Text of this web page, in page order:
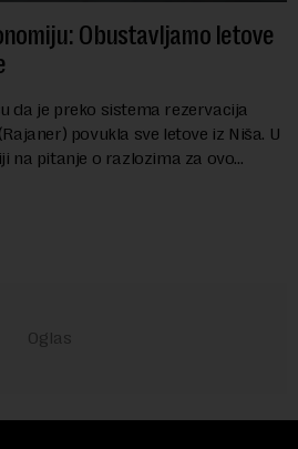
Obustavljamo letove
da je preko sistema rezervacija
povukla sve letove iz Niša. U
na pitanje o razlozima za ovo